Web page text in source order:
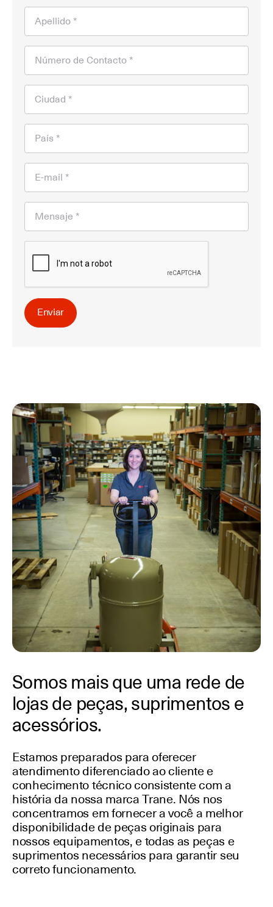
Enviar
Somos mais que uma rede de
lojas de peças, suprimentos e
acessórios.
Estamos preparados para oferecer
atendimento diferenciado ao cliente e
conhecimento técnico consistente com a
história da nossa marca Trane. Nós nos
concentramos em fornecer a você a melhor
disponibilidade de peças originais para
nossos equipamentos, e todas as peças e
suprimentos necessários para garantir seu
correto funcionamento.